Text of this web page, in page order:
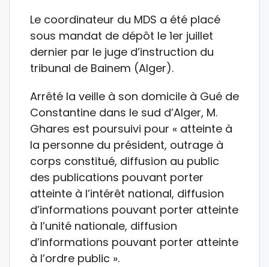
Le coordinateur du MDS a été placé
sous mandat de dépôt le 1er juillet
dernier par le juge d’instruction du
tribunal de Bainem (Alger).
Arrêté la veille à son domicile à Gué de
Constantine dans le sud d’Alger, M.
Ghares est poursuivi pour « atteinte à
la personne du président, outrage à
corps constitué, diffusion au public
des publications pouvant porter
atteinte à l’intérêt national, diffusion
d’informations pouvant porter atteinte
à l’unité nationale, diffusion
d’informations pouvant porter atteinte
à l’ordre public ».